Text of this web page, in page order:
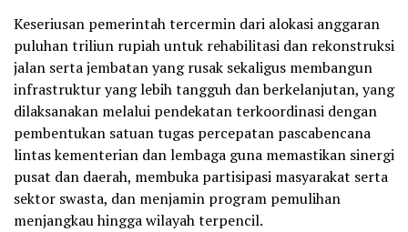
Keseriusan pemerintah tercermin dari alokasi anggaran
puluhan triliun rupiah untuk rehabilitasi dan rekonstruksi
jalan serta jembatan yang rusak sekaligus membangun
infrastruktur yang lebih tangguh dan berkelanjutan, yang
dilaksanakan melalui pendekatan terkoordinasi dengan
pembentukan satuan tugas percepatan pascabencana
lintas kementerian dan lembaga guna memastikan sinergi
pusat dan daerah, membuka partisipasi masyarakat serta
sektor swasta, dan menjamin program pemulihan
menjangkau hingga wilayah terpencil.